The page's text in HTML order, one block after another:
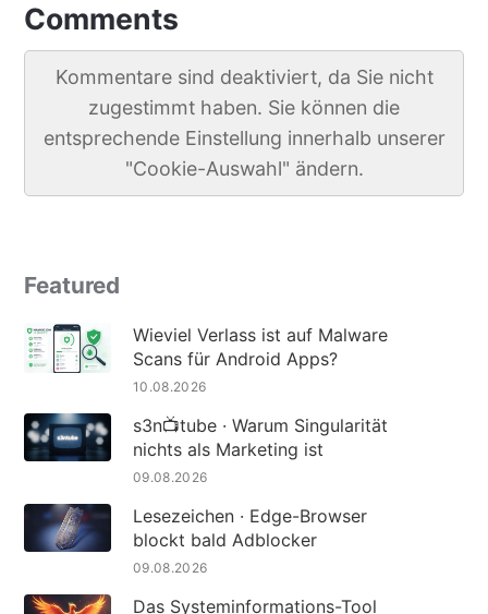
Comments
Kommentare sind deaktiviert, da Sie nicht
zugestimmt haben. Sie können die
entsprechende Einstellung innerhalb unserer
"Cookie-Auswahl" ändern.
Featured
Wieviel Verlass ist auf Malware
Scans für Android Apps?
10.08.2026
s3n📺tube · Warum Singularität
nichts als Marketing ist
09.08.2026
Lesezeichen · Edge-Browser
blockt bald Adblocker
09.08.2026
Das Systeminformations-Tool